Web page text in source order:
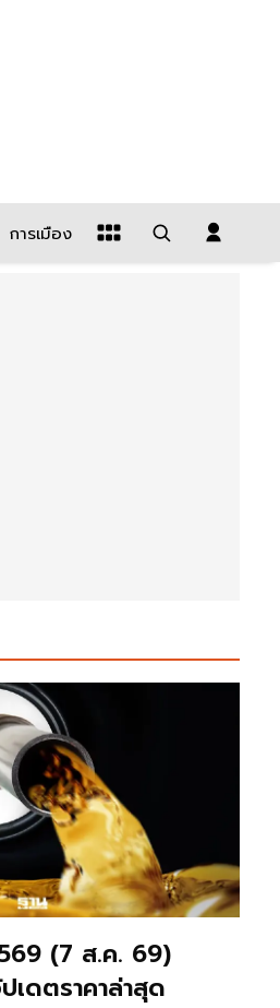
การเมือง
(7 ส.ค. 69)
เดตราคาล่าสุด